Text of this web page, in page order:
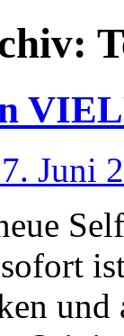
Juni